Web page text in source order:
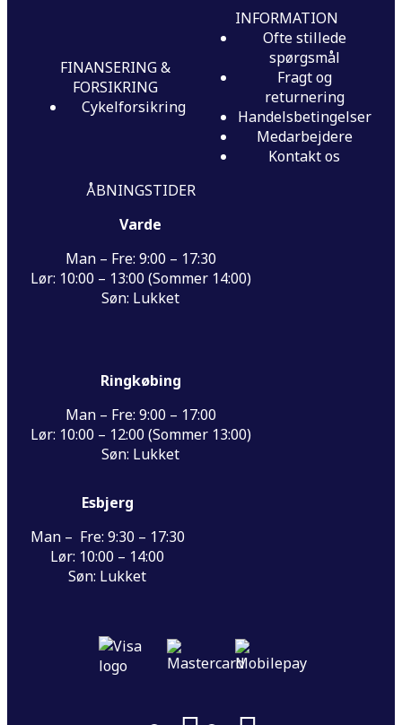
FINANSERING &
FORSIKRING
Cykelforsikring
INFORMATION
Ofte stillede
spørgsmål
Fragt og
returnering
Handelsbetingelser
Medarbejdere
Kontakt os
ÅBNINGSTIDER
Varde
Man – Fre: 9:00 – 17:30
Lør: 10:00 – 13:00 (Sommer 14:00)
Søn: Lukket
Ringkøbing
Man – Fre: 9:00 – 17:00
Lør: 10:00 – 12:00 (Sommer 13:00)
Søn: Lukket
Esbjerg
Man – Fre: 9:30 – 17:30
Lør: 10:00 – 14:00
Søn: Lukket